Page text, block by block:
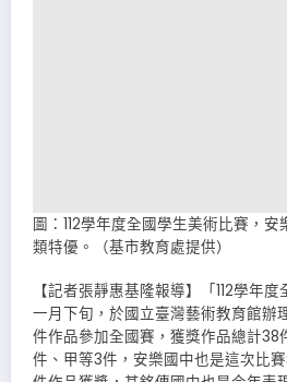
圖：112學年度全國學生美術比賽，
類特優。（基市教育處提供）
【記者張靜惠基隆報導】「112學年
一月下旬，於國立臺灣藝術教育館辦
件作品參加全國賽，獲獎作品總計38
件、甲等3件，安樂國中也是這次比